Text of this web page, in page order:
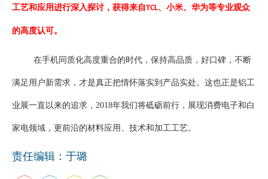
工艺和应用进行深入探讨，获得来自TCL、小米、华为等专业观众
的高度认可。
在手机同质化高度重合的时代，保持高品质，好口碑，不断
满足用户新需求，才是真正把情怀落实到产品实处。这也正是铝工
业展一直以来的追求， 2018年我们将砥砺前行，展现消费电子和白
家电领域，更前沿的材料应用、技术和加工工艺。
责任编辑：于璐